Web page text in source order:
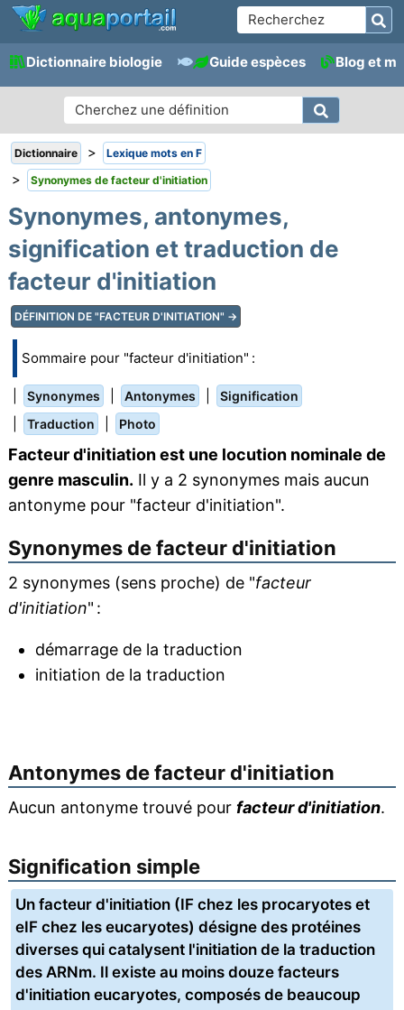
Dictionnaire biologie Guide espèces Blog et
Dictionnaire > Lexique mots en F
> Synonymes de facteur d'initiation
Synonymes, antonymes,
signification et traduction de
facteur d'initiation
DÉFINITION DE "FACTEUR D'INITIATION" →
Sommaire pour "facteur d'initiation" :
Synonymes Antonymes Signification
Traduction Photo
Facteur d'initiation est une locution nominale de
genre masculin. Il y a 2 synonymes mais aucun
antonyme pour "facteur d'initiation".
Synonymes defacteur d'initiation
2 synonymes (sens proche) de "facteur
d'initiation" :
démarrage de la traduction
initiation de la traduction
Antonymes defacteur d'initiation
Aucun antonyme trouvé pour facteur d'initiation.
Signification simple
Un facteur d'initiation (IF chez les procaryotes et
eIF chez les eucaryotes) désigne des protéines
diverses qui catalysent l'initiation de la traduction
des ARNm. Il existe au moins douze facteurs
d'initiation eucaryotes, composés de beaucoup